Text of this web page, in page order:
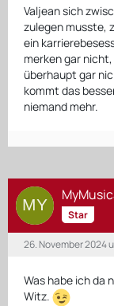
Valjean sich
zulegen musste,
ein
merken gar
überhaupt gar
kommt das
niemand mehr.
Star
26. November 2024
Was habe ich da
Witz.